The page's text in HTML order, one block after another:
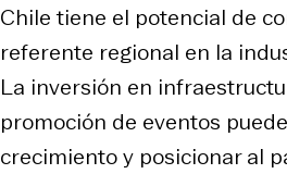
Chile tiene el potencial de
referente regional en la
La inversión en
promoción de eventos
crecimiento y posicionar al